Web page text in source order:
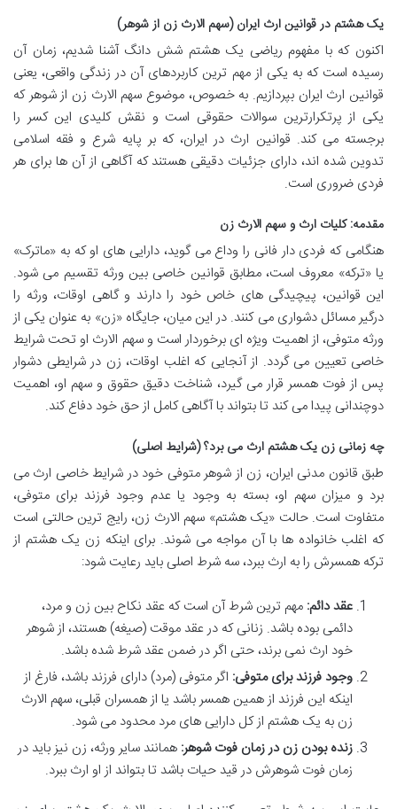
یک هشتم در قوانین ارث ایران (سهم الارث زن از شوهر)
اکنون که با مفهوم ریاضی یک هشتم شش دانگ آشنا شدیم، زمان آن
رسیده است که به یکی از مهم ترین کاربردهای آن در زندگی واقعی، یعنی
قوانین ارث ایران بپردازیم. به خصوص، موضوع سهم الارث زن از شوهر که
یکی از پرتکرارترین سوالات حقوقی است و نقش کلیدی این کسر را
برجسته می کند. قوانین ارث در ایران، که بر پایه شرع و فقه اسلامی
تدوین شده اند، دارای جزئیات دقیقی هستند که آگاهی از آن ها برای هر
فردی ضروری است.
مقدمه: کلیات ارث و سهم الارث زن
هنگامی که فردی دار فانی را وداع می گوید، دارایی های او که به «ماترک»
یا «ترکه» معروف است، مطابق قوانین خاصی بین ورثه تقسیم می شود.
این قوانین، پیچیدگی های خاص خود را دارند و گاهی اوقات، ورثه را
درگیر مسائل دشواری می کنند. در این میان، جایگاه «زن» به عنوان یکی از
ورثه متوفی، از اهمیت ویژه ای برخوردار است و سهم الارث او تحت شرایط
خاصی تعیین می گردد. از آنجایی که اغلب اوقات، زن در شرایطی دشوار
پس از فوت همسر قرار می گیرد، شناخت دقیق حقوق و سهم او، اهمیت
دوچندانی پیدا می کند تا بتواند با آگاهی کامل از حق خود دفاع کند.
چه زمانی زن یک هشتم ارث می برد؟ (شرایط اصلی)
طبق قانون مدنی ایران، زن از شوهر متوفی خود در شرایط خاصی ارث می
برد و میزان سهم او، بسته به وجود یا عدم وجود فرزند برای متوفی،
متفاوت است. حالت «یک هشتم» سهم الارث زن، رایج ترین حالتی است
که اغلب خانواده ها با آن مواجه می شوند. برای اینکه زن یک هشتم از
ترکه همسرش را به ارث ببرد، سه شرط اصلی باید رعایت شود:
عقد دائم: مهم ترین شرط آن است که عقد نکاح بین زن و مرد،
دائمی بوده باشد. زنانی که در عقد موقت (صیغه) هستند، از شوهر
خود ارث نمی برند، حتی اگر در ضمن عقد شرط شده باشد.
وجود فرزند برای متوفی: اگر متوفی (مرد) دارای فرزند باشد، فارغ از
اینکه این فرزند از همین همسر باشد یا از همسران قبلی، سهم الارث
زن به یک هشتم از کل دارایی های مرد محدود می شود.
زنده بودن زن در زمان فوت شوهر: همانند سایر ورثه، زن نیز باید در
زمان فوت شوهرش در قید حیات باشد تا بتواند از او ارث ببرد.